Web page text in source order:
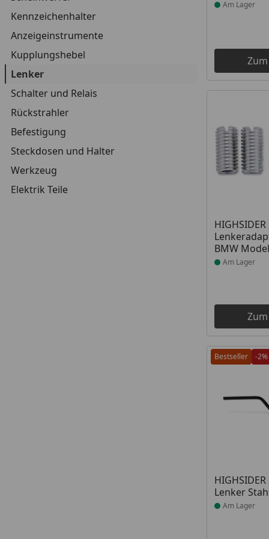
Kennzeichenhalter
Anzeigeinstrumente
Kupplungshebel
Lenker
Schalter und Relais
Rückstrahler
Befestigung
Steckdosen und Halter
Werkzeug
Elektrik Teile
Am Lager
BMW
Produkt am
Am Lager
Bestseller -2%
Lenker
Produkt
Am Lager